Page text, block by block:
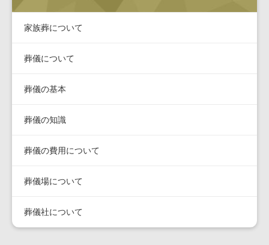
家族葬について
葬儀について
葬儀の基本
葬儀の知識
葬儀の費用について
葬儀場について
葬儀社について